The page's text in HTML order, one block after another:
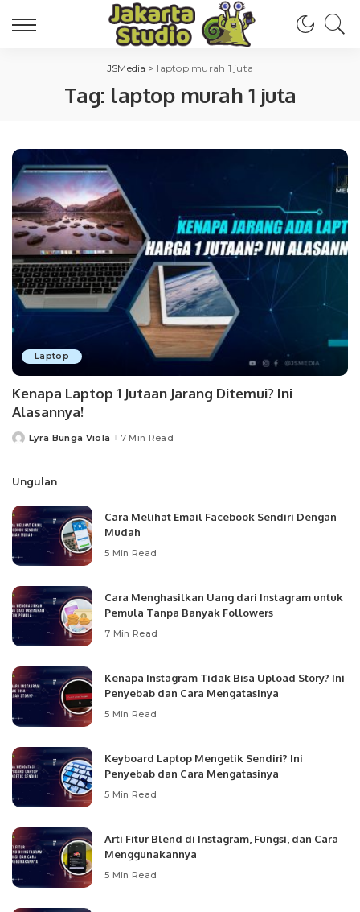
JSMedia > laptop murah 1 juta
Tag: laptop murah 1 juta
Laptop
Kenapa Laptop 1 Jutaan Jarang Ditemui? Ini
Alasannya!
PostedLyra Bunga Viola 7 Min Read
Ungulan
Cara Melihat Email Facebook Sendiri Dengan
Mudah
5 Min Read
Cara Menghasilkan Uang dari Instagram untuk
Pemula Tanpa Banyak Followers
7 Min Read
Kenapa Instagram Tidak Bisa Upload Story? Ini
Penyebab dan Cara Mengatasinya
5 Min Read
Keyboard Laptop Mengetik Sendiri? Ini
Penyebab dan Cara Mengatasinya
5 Min Read
Arti Fitur Blend di Instagram, Fungsi, dan Cara
Menggunakannya
5 Min Read